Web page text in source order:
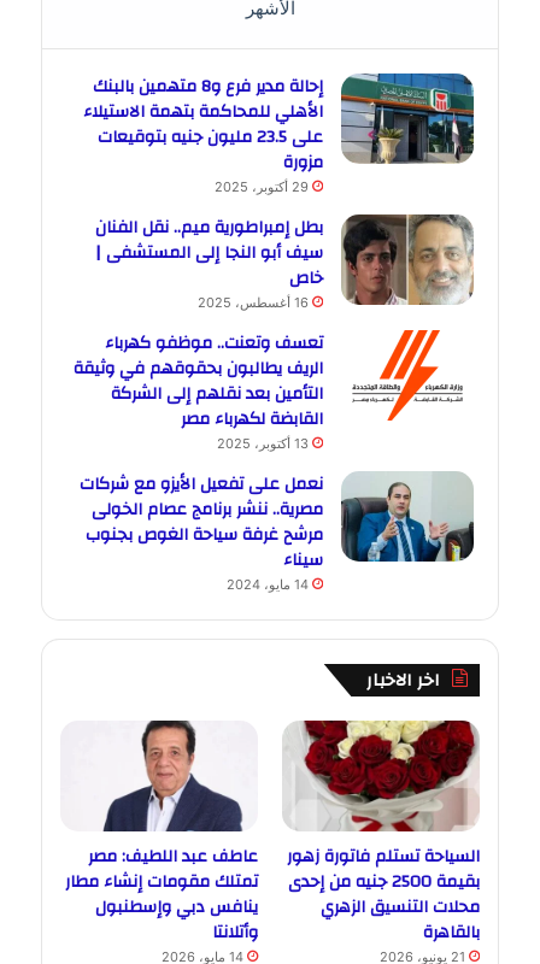
الأشهر
إحالة مدير فرع و8 متهمين بالبنك
الأهلي للمحاكمة بتهمة الاستيلاء
على 23.5 مليون جنيه بتوقيعات
مزورة
29 أكتوبر، 2025
بطل إمبراطورية ميم.. نقل الفنان
سيف أبو النجا إلى المستشفى |
خاص
16 أغسطس، 2025
تعسف وتعنت.. موظفو كهرباء
الريف يطالبون بحقوقهم في وثيقة
التأمين بعد نقلهم إلى الشركة
القابضة لكهرباء مصر
13 أكتوبر، 2025
نعمل على تفعيل الأيزو مع شركات
مصرية.. ننشر برنامج عصام الخولى
مرشح غرفة سياحة الغوص بجنوب
سيناء
14 مايو، 2024
اخر الاخبار
السياحة تستلم فاتورة زهور
بقيمة 2500 جنيه من إحدى
محلات التنسيق الزهري
بالقاهرة
21 يونيو، 2026
عاطف عبد اللطيف: مصر
تمتلك مقومات إنشاء مطار
ينافس دبي وإسطنبول
وأتلانتا
14 مايو، 2026